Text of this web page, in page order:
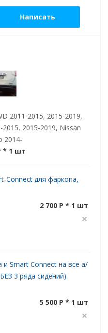
Написать
2011-2015, 2015-2019,
2015-2019, Nissan
2014-
* 1 шт
Connect для фаркопа,
2 700 P * 1 шт
Smart Connect на все а/
3 ряда сидений).
5 500 P * 1 шт